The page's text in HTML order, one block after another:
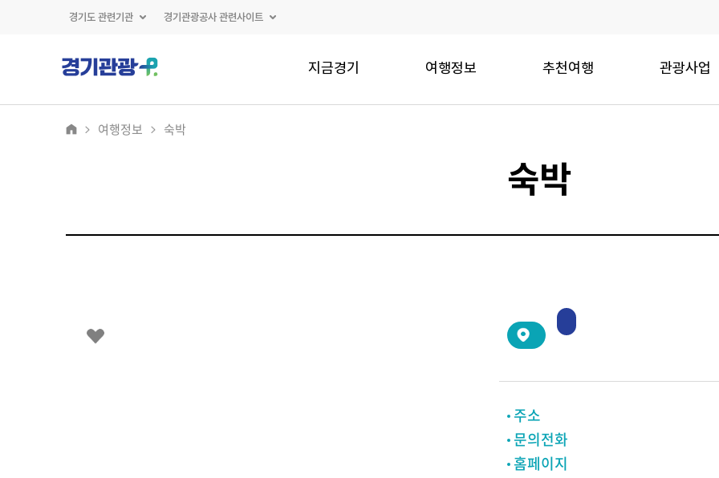
경기도 관련기관 경기관광공사 관련사이트
지금경기 여행정보 추천여행 관광사업
여행정보 숙박
숙박
주소
문의전화
홈페이지